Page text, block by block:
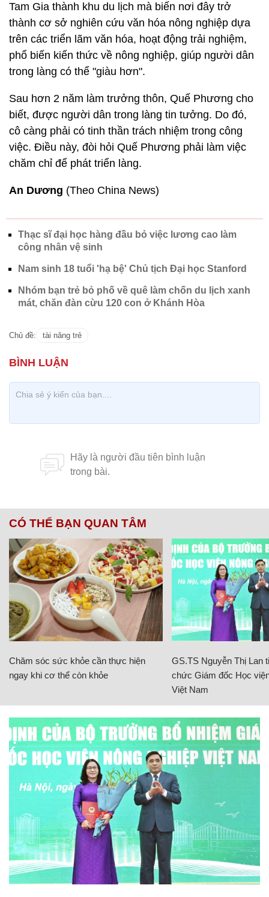
Tam Gia thành khu du lịch mà biến nơi đây trở
thành cơ sở nghiên cứu văn hóa nông nghiệp dựa
trên các triển lãm văn hóa, hoạt động trải nghiệm,
phổ biến kiến ​​thức về nông nghiệp, giúp người dân
trong làng có thể "giàu hơn".
Sau hơn 2 năm làm trưởng thôn, Quế Phương cho
biết, được người dân trong làng tin tưởng. Do đó,
cô càng phải có tinh thần trách nhiệm trong công
việc. Điều này, đòi hỏi Quế Phương phải làm việc
chăm chỉ để phát triển làng.
An Dương (Theo China News)
Thạc sĩ đại học hàng đầu bỏ việc lương cao làm
công nhân vệ sinh
Nam sinh 18 tuổi 'hạ bệ' Chủ tịch Đại học Stanford
Nhóm bạn trẻ bỏ phố về quê làm chốn du lịch xanh
mát, chăn đàn cừu 120 con ở Khánh Hòa
Chủ đề: tài năng trẻ
CÓ THỂ BẠN QUAN TÂM
Chăm sóc sức khỏe cần thực hiện
ngay khi cơ thể còn khỏe
GS.TS Nguyễn Thị Lan
chức Giám đốc Học
Việt Nam